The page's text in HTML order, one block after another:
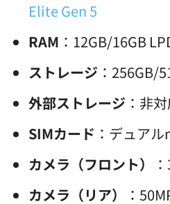
Elite Gen 5
RAM ：12GB/16GB
ストレージ ：256GB/
外部ストレージ ：非
SIMカード ：デュア
カメラ（フロント）
カメラ（リア）
：